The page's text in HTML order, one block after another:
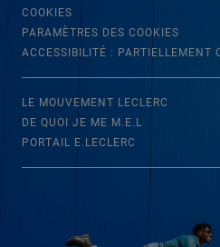
COOKIES
PARAMÈTRES DES COOKIES
ACCESSIBILITÉ : PARTIELLEMENT
LE MOUVEMENT LECLERC
DE QUOI JE ME M.E.L
PORTAIL E.LECLERC